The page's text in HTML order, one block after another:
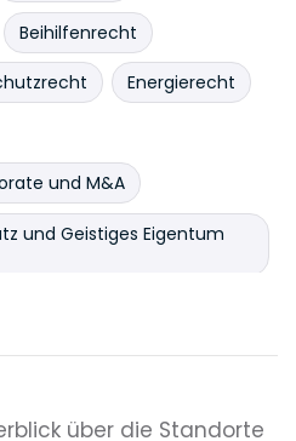
Beihilfenrecht
Energierecht
und M&A
und Geistiges Eigentum
über die Standorte